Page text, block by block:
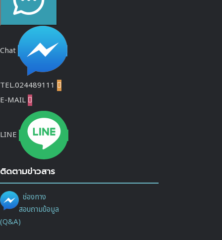
Chat
TEL.024489111 
E-MAIL 
LINE
ติดตามข่าวสาร
ช่องทาง
สอบถามข้อมูล
(Q&A)